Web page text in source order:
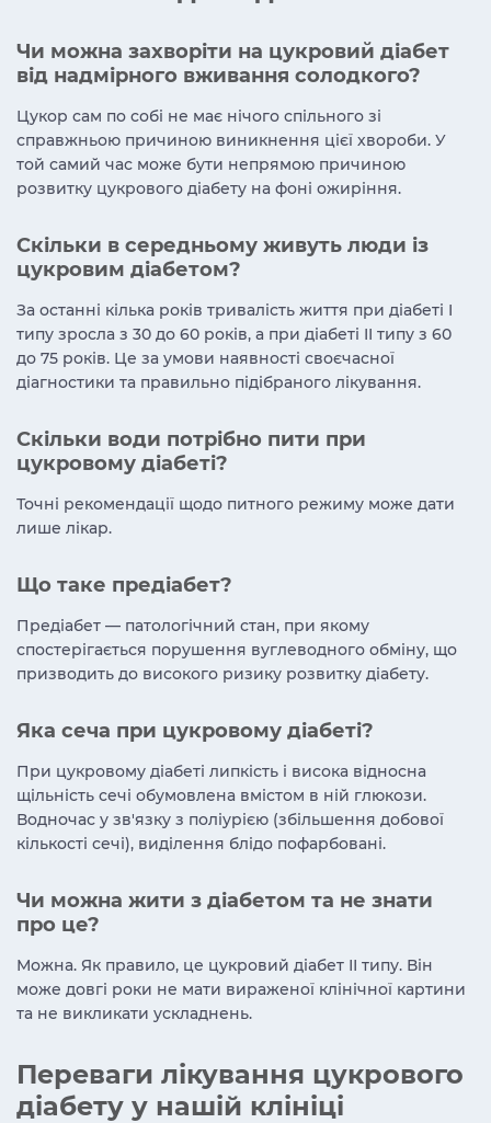
Чи можна захворіти на цукровий діабет
від надмірного вживання солодкого?
Цукор сам по собі не має нічого спільного зі
справжньою причиною виникнення цієї хвороби. У
той самий час може бути непрямою причиною
розвитку цукрового діабету на фоні ожиріння.
Скільки в середньому живуть люди із
цукровим діабетом?
За останні кілька років тривалість життя при діабеті I
типу зросла з 30 до 60 років, а при діабеті II типу з 60
до 75 років. Це за умови наявності своєчасної
діагностики та правильно підібраного лікування.
Скільки води потрібно пити при
цукровому діабеті?
Точні рекомендації щодо питного режиму може дати
лише лікар.
Що таке предіабет?
Предіабет — патологічний стан, при якому
спостерігається порушення вуглеводного обміну, що
призводить до високого ризику розвитку діабету.
Яка сеча при цукровому діабеті?
При цукровому діабеті липкість і висока відносна
щільність сечі обумовлена вмістом в ній глюкози.
Водночас у зв'язку з поліурією (збільшення добової
кількості сечі), виділення блідо пофарбовані.
Чи можна жити з діабетом та не знати
про це?
Можна. Як правило, це цукровий діабет ІІ типу. Він
може довгі роки не мати вираженої клінічної картини
та не викликати ускладнень.
Переваги лікування цукрового
діабету у нашій клініці